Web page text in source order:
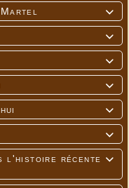







l'histoire récente